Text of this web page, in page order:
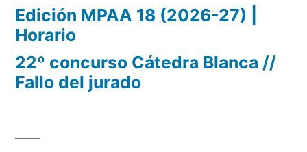
Edición MPAA 18 (2026-27) |
Horario
22º concurso Cátedra Blanca //
Fallo del jurado